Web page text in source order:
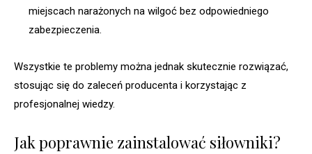
miejscach narażonych na wilgoć bez odpowiedniego
zabezpieczenia.
Wszystkie te problemy można jednak skutecznie rozwiązać,
stosując się do zaleceń producenta i korzystając z
profesjonalnej wiedzy.
Jak poprawnie zainstalować siłowniki?